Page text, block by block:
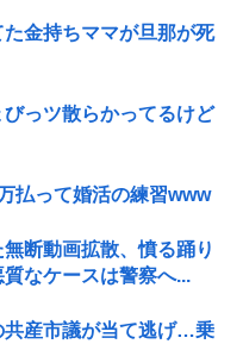
た金持ちママが旦那が死
っツ散らかってるけど
払って婚活の練習www
断動画拡散、憤る踊り
なケースは警察へ...
共産市議が当て逃げ…乗